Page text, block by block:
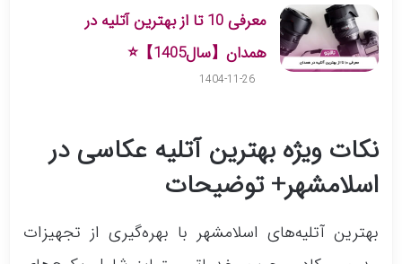
معرفی 10 تا از بهترین آتلیه در
همدان【سال1405】⭐
1404-11-26
نکات ویژه بهترین آتلیه عکاسی در
اسلامشهر+ توضیحات
بهترین آتلیه‌های اسلامشهر با بهره‌گیری از تجهیزات